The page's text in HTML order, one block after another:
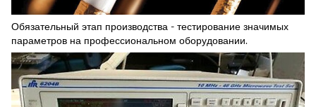
Обязательный этап производства - тестирование значимых
параметров на профессиональном оборудовании.